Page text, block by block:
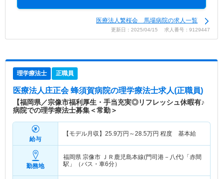
医療法人繁桜会 馬場病院の求人一覧
更新日：2025/04/15 求人番号：9129447
理学療法士 正職員
医療法人庄正会 蜂須賀病院の理学療法士求人(正職員)
【福岡県／宗像市福利厚生・手当充実◎リフレッシュ休暇有♪
病院での理学療法士募集＜常勤＞
給与
【モデル月収】 25.9万円～28.5万円 程度 基本給
勤務地
福岡県 宗像市 ＪＲ鹿児島本線(門司港－八代)「赤間
駅」（バス・車6分）